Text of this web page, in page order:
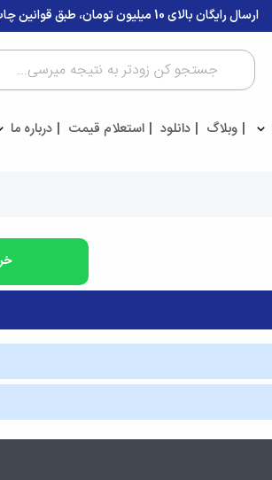
ارسال رایگان بالای 10 میلیون تومان، طبق قوانین چاپ شد
وبلاگ دانلود استعلام قیمت درباره ما